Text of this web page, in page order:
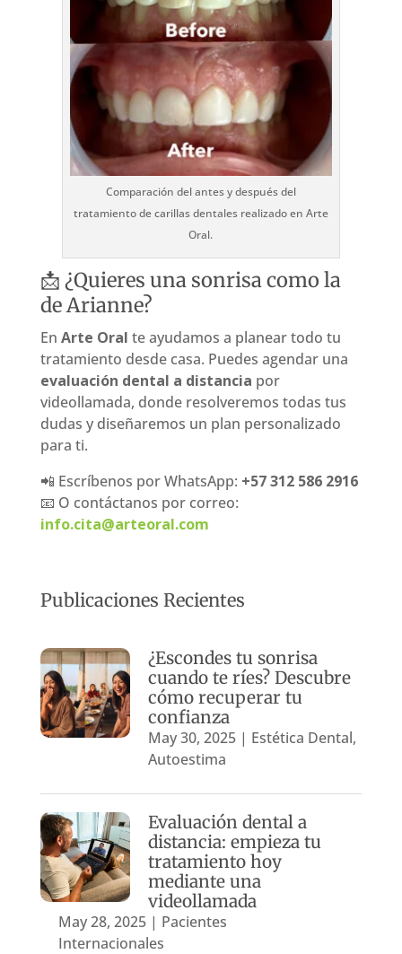
Comparación del antes y después del
tratamiento de carillas dentales realizado en Arte
Oral.
📩 ¿Quieres una sonrisa como la
de Arianne?
En Arte Oral te ayudamos a planear todo tu
tratamiento desde casa. Puedes agendar una
evaluación dental a distancia por
videollamada, donde resolveremos todas tus
dudas y diseñaremos un plan personalizado
para ti.
📲 Escríbenos por WhatsApp: +57 312 586 2916
📧 O contáctanos por correo:
info.cita@arteoral.com
Publicaciones Recientes
¿Escondes tu sonrisa
cuando te ríes? Descubre
cómo recuperar tu
confianza
May 30, 2025| Estética Dental,
Autoestima
Evaluación dental a
distancia: empieza tu
tratamiento hoy
mediante una
videollamada
May 28, 2025| Pacientes
Internacionales